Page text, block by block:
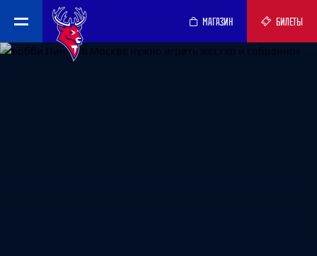
МАГАЗИН БИЛЕТЫ